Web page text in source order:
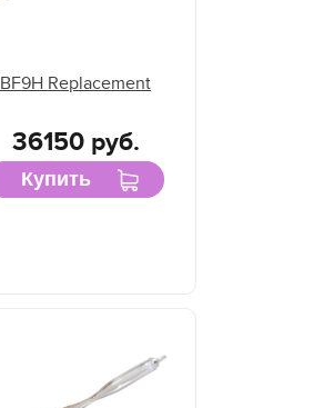
BF9H Replacement
36150 руб.
Купить